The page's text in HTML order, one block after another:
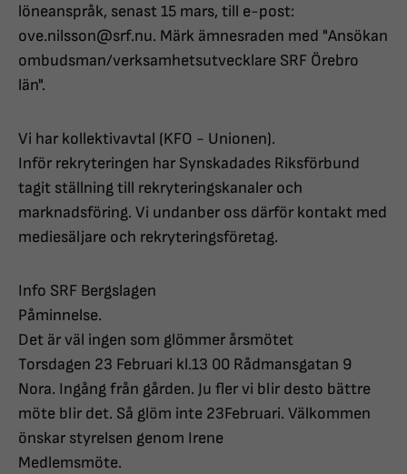
löneanspråk, senast 15 mars, till e-post:
ove.nilsson@srf.nu. Märk ämnesraden med "Ansökan
ombudsman/verksamhetsutvecklare SRF Örebro
län".
Vi har kollektivavtal (KFO - Unionen).
Inför rekryteringen har Synskadades Riksförbund
tagit ställning till rekryteringskanaler och
marknadsföring. Vi undanber oss därför kontakt med
mediesäljare och rekryteringsföretag.
Info SRF Bergslagen
Påminnelse.
Det är väl ingen som glömmer årsmötet
Torsdagen 23 Februari kl.13 00 Rådmansgatan 9
Nora. Ingång från gården. Ju fler vi blir desto bättre
möte blir det. Så glöm inte 23Februari. Välkommen
önskar styrelsen genom Irene
Medlemsmöte.